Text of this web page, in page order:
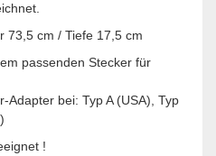
73,5 cm / Tiefe 17,5 cm
passenden Stecker für
Adapter bei: Typ A (USA), Typ
!